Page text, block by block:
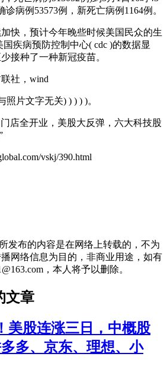
病例53573例，新死亡病例1164例。
快，预计今年晚些时候美国民众的生
疾病预防控制中心( cdc )的数据显
接种了一种新冠疫苗。
社，wind
片文字无关) ) ) ) )。
店全开业，美股大反弹，六大科技股
vskj/390.html
发布的内容是在网络上转载的，不为
网络信息为目的，非商业用途，如有
，本人将予以删除。
文章
美股连涨三日，中概股
多、京东、理想、小